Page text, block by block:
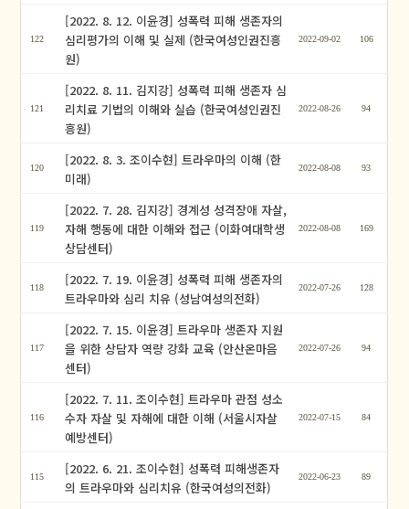
122
[2022. 8. 12. 이윤경] 성폭력 피해 생존자의
심리평가의 이해 및 실제 (한국여성인권진흥
원)
2022-09-02 106
121
[2022. 8. 11. 김지강] 성폭력 피해 생존자 심
리치료 기법의 이해와 실습 (한국여성인권진
흥원)
2022-08-26 94
120
[2022. 8. 3. 조이수현] 트라우마의 이해 (한
미래)
2022-08-08 93
119
[2022. 7. 28. 김지강] 경계성 성격장애 자살,
자해 행동에 대한 이해와 접근 (이화여대학생
상담센터)
2022-08-08 169
118
[2022. 7. 19. 이윤경] 성폭력 피해 생존자의
트라우마와 심리 치유 (성남여성의전화)
2022-07-26 128
117
[2022. 7. 15. 이윤경] 트라우마 생존자 지원
을 위한 상담자 역량 강화 교육 (안산온마음
센터)
2022-07-26 94
116
[2022. 7. 11. 조이수현] 트라우마 관점 성소
수자 자살 및 자해에 대한 이해 (서울시자살
예방센터)
2022-07-15 84
115
[2022. 6. 21. 조이수현] 성폭력 피해생존자
의 트라우마와 심리치유 (한국여성의전화)
2022-06-23 89